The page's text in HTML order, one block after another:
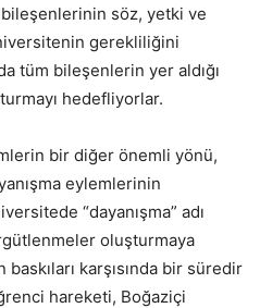
söz, yetki ve
gerekliliğini
tüm bileşenlerin yer aldığı
hedefliyorlar.
bir diğer önemli yönü,
eylemlerinin
“dayanışma” adı
oluşturmaya
baskıları karşısında bir süredir
hareketi, Boğaziçi